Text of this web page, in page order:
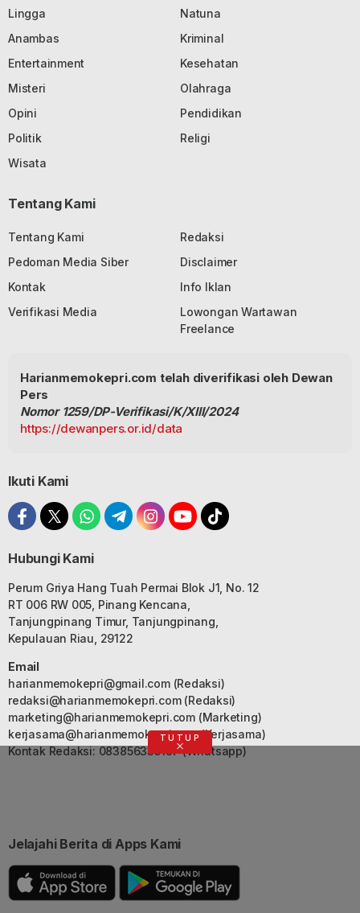
Lingga
Natuna
Anambas
Kriminal
Entertainment
Kesehatan
Misteri
Olahraga
Opini
Pendidikan
Politik
Religi
Wisata
Tentang Kami
Tentang Kami
Redaksi
Pedoman Media Siber
Disclaimer
Kontak
Info Iklan
Verifikasi Media
Lowongan Wartawan
Freelance
Harianmemokepri.com telah diverifikasi oleh Dewan
Pers
Nomor 1259/DP-Verifikasi/K/XIII/2024
https://dewanpers.or.id/data
Ikuti Kami
Hubungi Kami
Perum Griya Hang Tuah Permai Blok J1, No. 12
RT 006 RW 005, Pinang Kencana,
Tanjungpinang Timur, Tanjungpinang,
Kepulauan Riau, 29122
Email
harianmemokepri@gmail.com(Redaksi)
redaksi@harianmemokepri.com(Redaksi)
marketing@harianmemokepri.com(Marketing)
kerjasama@harianmemokepri.com(Kerjasama)
Kontak Redaksi: 083856335187 (Whatsapp)
Jelajahi Berita di Apps Kami
TUTUP